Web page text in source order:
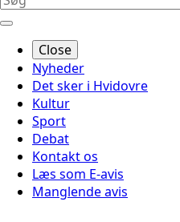
Close
Nyheder
Det sker i Hvidovre
Kultur
Sport
Debat
Kontakt os
Læs som E-avis
Manglende avis